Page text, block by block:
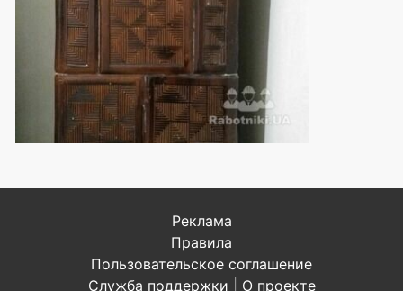
Реклама
Правила
Пользовательское соглашение
Служба поддержки
О проекте